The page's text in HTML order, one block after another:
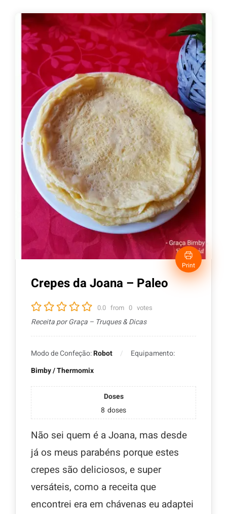
Print
Crepes da Joana – Paleo
0.0 from 0 votes
Receita por Graça – Truques & Dicas
Modo de Confeção:Robot
Equipamento:
Bimby / Thermomix
Doses
8 doses
Não sei quem é a Joana, mas desde
já os meus parabéns porque estes
crepes são deliciosos, e super
versáteis, como a receita que
encontrei era em chávenas eu adaptei